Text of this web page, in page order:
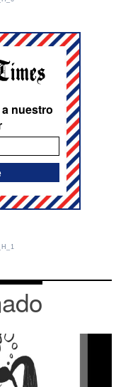
nuestro